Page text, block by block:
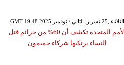
GMT 19:48 2025 الثلاثاء ,25 تشرين الثاني / نوفمبر
الأمم المتحدة تكشف أن 60% من جرائم قتل
النساء يرتكبها شركاء حميمون